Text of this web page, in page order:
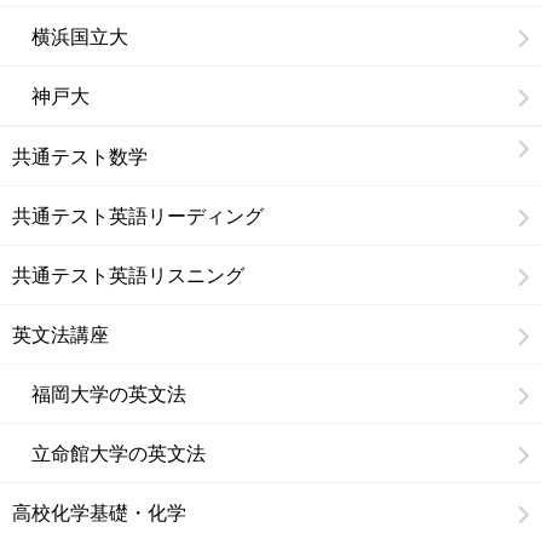
横浜国立大
神戸大
共通テスト数学
共通テスト英語リーディング
共通テスト英語リスニング
英文法講座
福岡大学の英文法
立命館大学の英文法
高校化学基礎・化学